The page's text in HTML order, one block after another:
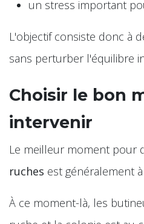
un stress important
L'objectif consiste donc à
sans perturber l'équilibre
Choisir le bon
intervenir
Le meilleur moment pour
ruches est généralement
À ce moment-là, les